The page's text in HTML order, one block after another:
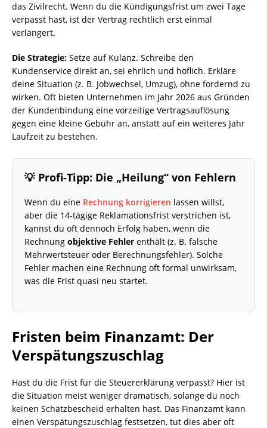
das Zivilrecht. Wenn du die Kündigungsfrist um zwei Tage
verpasst hast, ist der Vertrag rechtlich erst einmal
verlängert.
Die Strategie: Setze auf Kulanz. Schreibe den
Kundenservice direkt an, sei ehrlich und höflich. Erkläre
deine Situation (z. B. Jobwechsel, Umzug), ohne fordernd zu
wirken. Oft bieten Unternehmen im Jahr 2026 aus Gründen
der Kundenbindung eine vorzeitige Vertragsauflösung
gegen eine kleine Gebühr an, anstatt auf ein weiteres Jahr
Laufzeit zu bestehen.
💡 Profi-Tipp: Die „Heilung“ von Fehlern
Wenn du eine Rechnung korrigieren lassen willst,
aber die 14-tägige Reklamationsfrist verstrichen ist,
kannst du oft dennoch Erfolg haben, wenn die
Rechnung objektive Fehler enthält (z. B. falsche
Mehrwertsteuer oder Berechnungsfehler). Solche
Fehler machen eine Rechnung oft formal unwirksam,
was die Frist quasi neu startet.
Fristen beim Finanzamt: Der
Verspätungszuschlag
Hast du die Frist für die Steuererklärung verpasst? Hier ist
die Situation meist weniger dramatisch, solange du noch
keinen Schätzbescheid erhalten hast. Das Finanzamt kann
einen Verspätungszuschlag festsetzen, tut dies aber oft